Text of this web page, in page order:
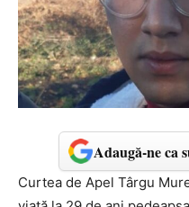
Adaugă-ne ca
Curtea de Apel Târgu